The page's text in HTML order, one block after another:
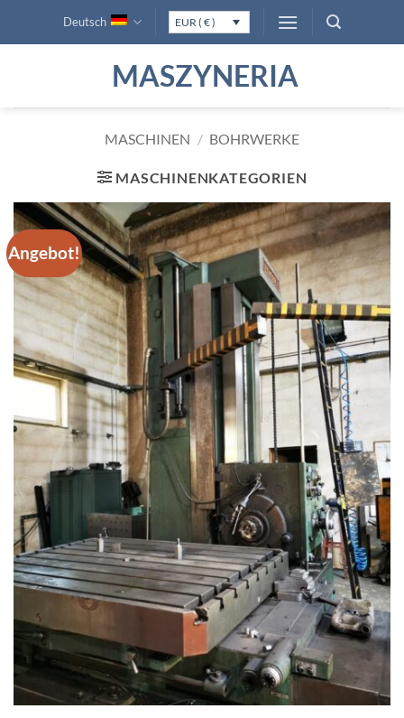
Deutsch EUR ( € )
MASZYNERIA
MASCHINEN / BOHRWERKE
MASCHINENKATEGORIEN
Angebot!